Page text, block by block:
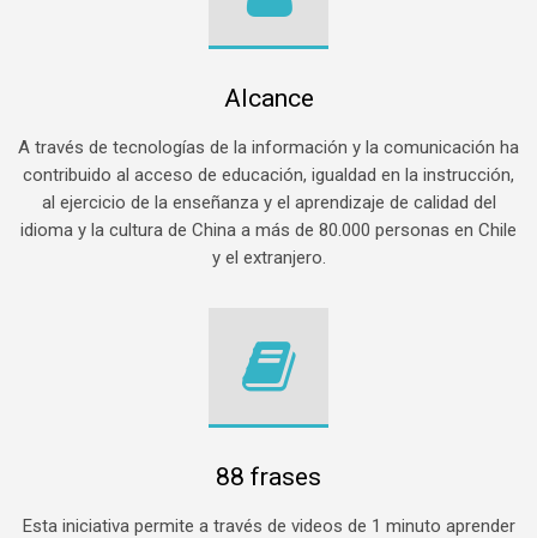
Alcance
A través de tecnologías de la información y la comunicación ha
contribuido al acceso de educación, igualdad en la instrucción,
al ejercicio de la enseñanza y el aprendizaje de calidad del
idioma y la cultura de China a más de 80.000 personas en Chile
y el extranjero.
88 frases
Esta iniciativa permite a través de videos de 1 minuto aprender